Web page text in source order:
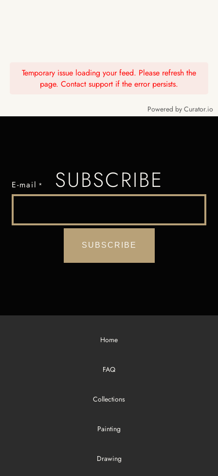
Temporary issue loading your feed. Please refresh the
page. Contact support if the error persists.
Powered by Curator.io
SUBSCRIBE
E-mail *
Home
FAQ
Collections
Painting
Drawing